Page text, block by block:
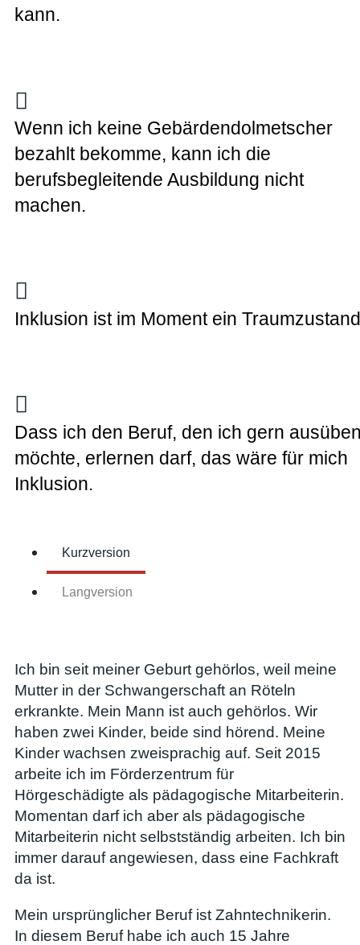
kann.
Wenn ich keine Gebärdendolmetscher
bezahlt bekomme, kann ich die
berufsbegleitende Ausbildung nicht
machen.
Inklusion ist im Moment ein
Dass ich den Beruf, den ich gern
möchte, erlernen darf, das wäre für mich
Inklusion.
Kurzversion
Langversion
Ich bin seit meiner Geburt gehörlos, weil meine
Mutter in der Schwangerschaft an Röteln
erkrankte. Mein Mann ist auch gehörlos. Wir
haben zwei Kinder, beide sind hörend. Meine
Kinder wachsen zweisprachig auf. Seit 2015
arbeite ich im Förderzentrum für
Hörgeschädigte als pädagogische Mitarbeiterin.
Momentan darf ich aber als pädagogische
Mitarbeiterin nicht selbstständig arbeiten. Ich bin
immer darauf angewiesen, dass eine Fachkraft
da ist.
Mein ursprünglicher Beruf ist Zahntechnikerin.
In diesem Beruf habe ich auch 15 Jahre